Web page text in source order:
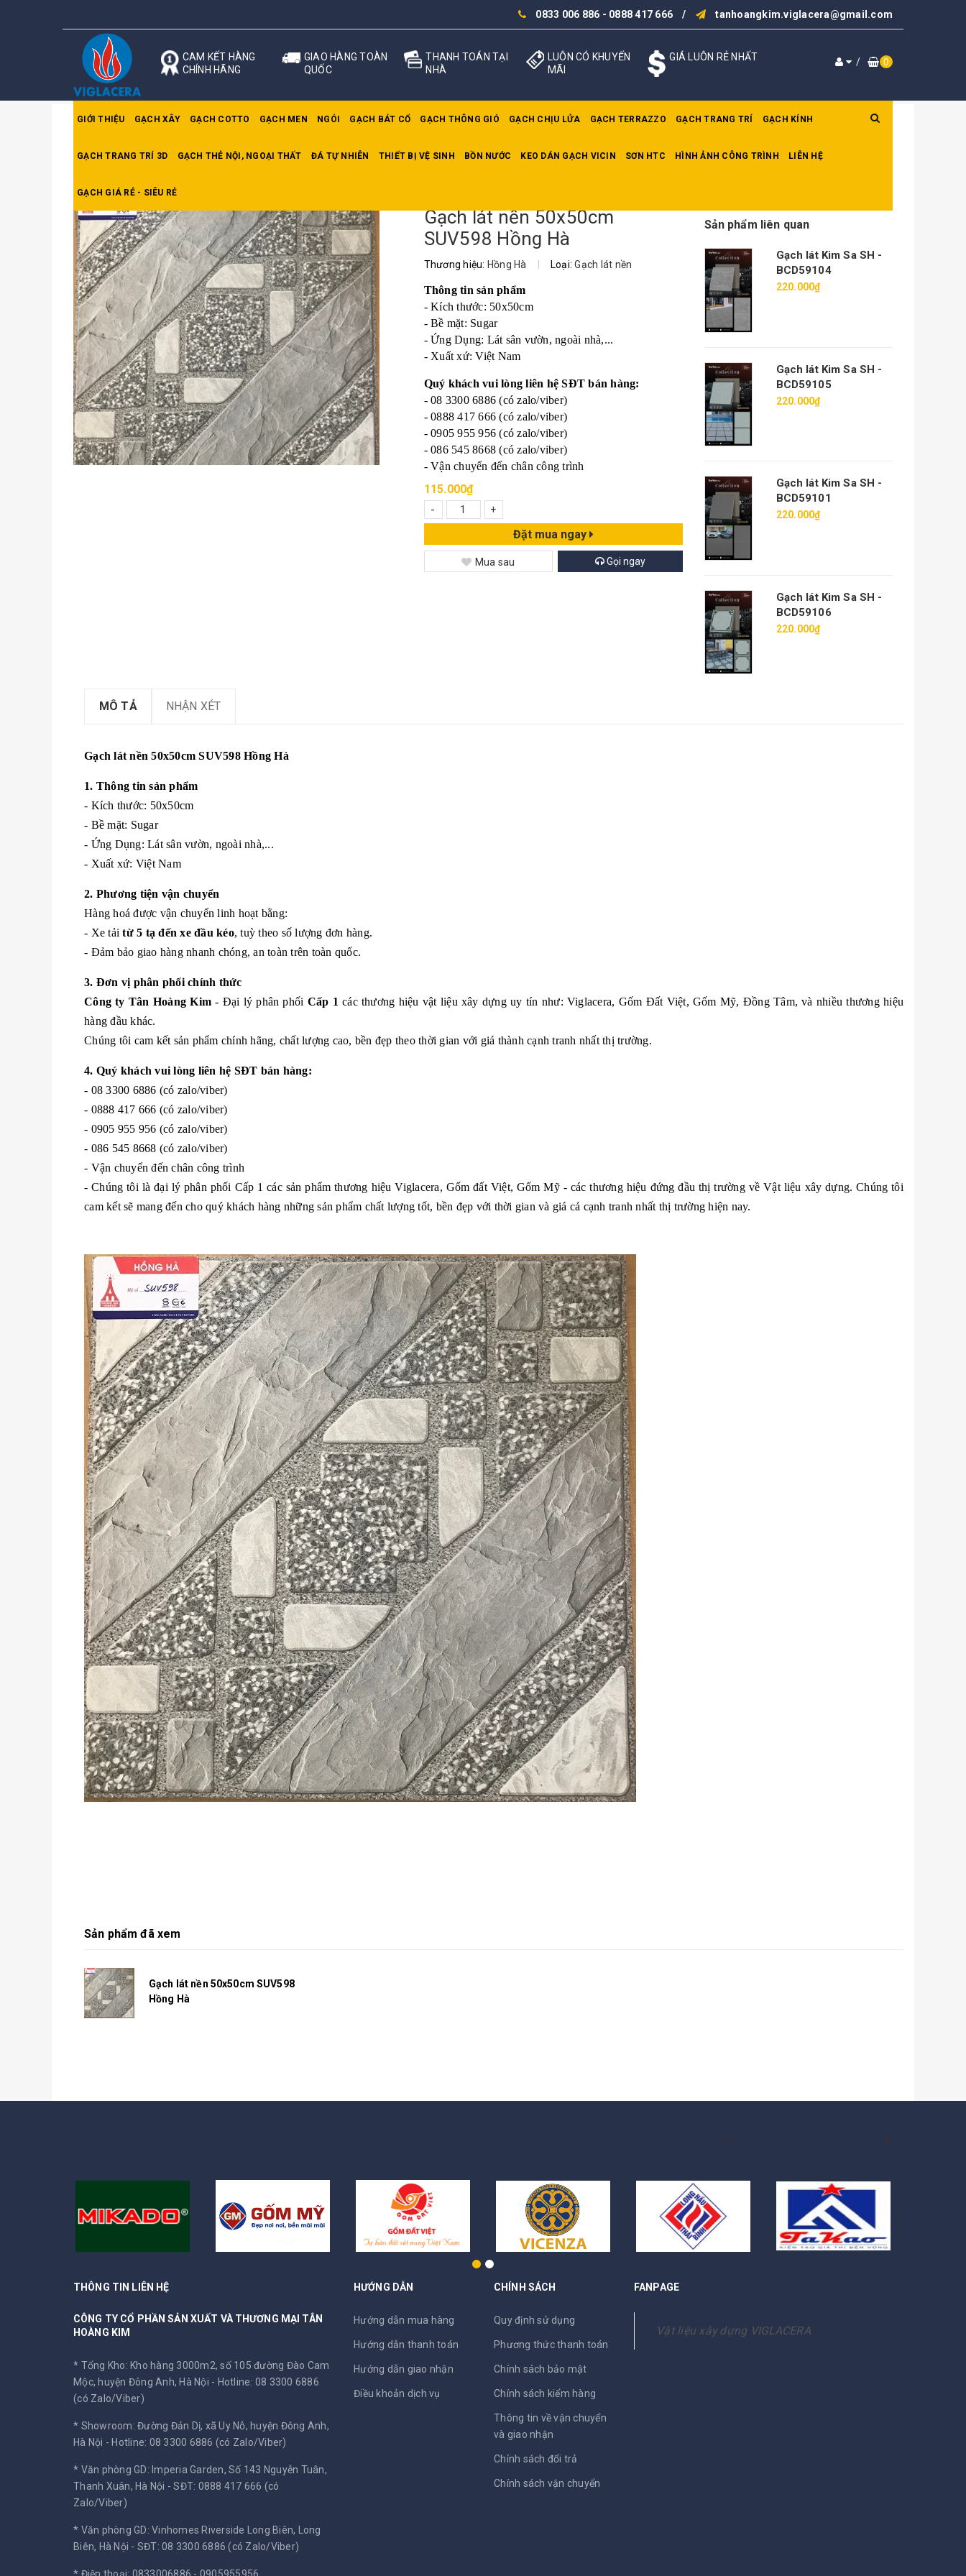
0833 006 886 - 0888 417 666 / tanhoangkim.viglacera@gmail.com
CAM KẾT HÀNG
CHÍNH HÃNG
GIAO HÀNG TOÀN
QUỐC
THANH TOÁN TẠI
NHÀ
LUÔN CÓ KHUYẾN
MÃI
GIÁ LUÔN RẺ NHẤT / 0
GIỚI THIỆU GẠCH XÂY GẠCH COTTO GẠCH MEN NGÓI GẠCH BÁT CỔ GẠCH THÔNG GIÓ GẠCH CHỊU LỬA GẠCH TERRAZZO GẠCH TRANG TRÍ GẠCH KÍNH
GẠCH TRANG TRÍ 3D GẠCH THẺ NỘI, NGOẠI THẤT ĐÁ TỰ NHIÊN THIẾT BỊ VỆ SINH BỒN NƯỚC KEO DÁN GẠCH VICIN SƠN HTC HÌNH ẢNH CÔNG TRÌNH LIÊN HỆ
GẠCH GIÁ RẺ - SIÊU RẺ
Trang chủ Gạch lát Hồng Hà Gạch lát nền 50x50cm SUV598 Hồng Hà
Gạch lát nền 50x50cm
SUV598 Hồng Hà
Thương hiệu: Hồng Hà Loại:Gạch lát nền
Thông tin sản phẩm
- Kích thước: 50x50cm
- Bề mặt: Sugar
- Ứng Dụng: Lát sân vườn, ngoài nhà,...
- Xuất xứ: Việt Nam
Quý khách vui lòng liên hệ SĐT bán hàng:
- 08 3300 6886 (có zalo/viber)
- 0888 417 666 (có zalo/viber)
- 0905 955 956 (có zalo/viber)
- 086 545 8668 (có zalo/viber)
- Vận chuyển đến chân công trình
115.000₫
-
+
Đặt mua ngay
Mua sau Gọi ngay
Sản phẩm liên quan
Gạch lát Kim Sa SH -
BCD59104
220.000₫
Gạch lát Kim Sa SH -
BCD59105
220.000₫
Gạch lát Kim Sa SH -
BCD59101
220.000₫
Gạch lát Kim Sa SH -
BCD59106
220.000₫
MÔ TẢ NHẬN XÉT
Gạch lát nền 50x50cm SUV598 Hồng Hà
1. Thông tin sản phẩm
- Kích thước: 50x50cm
- Bề mặt: Sugar
- Ứng Dụng: Lát sân vườn, ngoài nhà,...
- Xuất xứ: Việt Nam
2. Phương tiện vận chuyển
Hàng hoá được vận chuyển linh hoạt bằng:
- Xe tảitừ 5 tạ đến xe đầu kéo, tuỳ theo số lượng đơn hàng.
- Đảm bảo giao hàng nhanh chóng, an toàn trên toàn quốc.
3. Đơn vị phân phối chính thức
Công ty Tân Hoàng Kim - Đại lý phân phối Cấp 1 các thương hiệu vật liệu xây dựng uy tín như: Viglacera, Gốm Đất Việt, Gốm Mỹ, Đồng Tâm, và nhiều thương hiệu
hàng đầu khác.
Chúng tôi cam kết sản phẩm chính hãng, chất lượng cao, bền đẹp theo thời gian với giá thành cạnh tranh nhất thị trường.
4. Quý khách vui lòng liên hệ SĐT bán hàng:
- 08 3300 6886 (có zalo/viber)
- 0888 417 666 (có zalo/viber)
- 0905 955 956 (có zalo/viber)
- 086 545 8668 (có zalo/viber)
- Vận chuyển đến chân công trình
- Chúng tôi là đại lý phân phối Cấp 1 các sản phẩm thương hiệu Viglacera, Gốm đất Việt, Gốm Mỹ - các thương hiệu đứng đầu thị trường về Vật liệu xây dựng. Chúng tôi
cam kết sẽ mang đến cho quý khách hàng những sản phẩm chất lượng tốt, bền đẹp với thời gian và giá cả cạnh tranh nhất thị trường hiện nay.
Sản phẩm đã xem
Gạch lát nền 50x50cm SUV598
Hồng Hà
THÔNG TIN LIÊN HỆ
CÔNG TY CỔ PHẦN SẢN XUẤT VÀ THƯƠNG MẠI TÂN
HOÀNG KIM
* Tổng Kho: Kho hàng 3000m2, số 105 đường Đào Cam
Mộc, huyện Đông Anh, Hà Nội - Hotline: 08 3300 6886
(có Zalo/Viber)
* Showroom: Đường Đản Dị, xã Uy Nỗ, huyện Đông Anh,
Hà Nội - Hotline: 08 3300 6886 (có Zalo/Viber)
* Văn phòng GD: Imperia Garden, Số 143 Nguyễn Tuân,
Thanh Xuân, Hà Nội -SĐT: 0888 417 666 (có
Zalo/Viber)
* Văn phòng GD: Vinhomes Riverside Long Biên, Long
Biên, Hà Nội - SĐT: 08 3300 6886 (có Zalo/Viber)
HƯỚNG DẪN
Hướng dẫn mua hàng
Hướng dẫn thanh toán
Hướng dẫn giao nhận
Điều khoản dịch vụ
CHÍNH SÁCH
Quy định sử dụng
Phương thức thanh toán
Chính sách bảo mật
Chính sách kiểm hàng
Thông tin về vận chuyển
và giao nhận
Chính sách đổi trả
Chính sách vận chuyển
FANPAGE
Vật liệu xây dựng VIGLACERA